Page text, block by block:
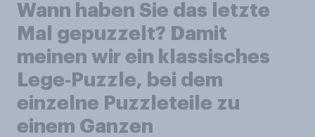
Wann haben Sie das letzte
Mal gepuzzelt? Damit
meinen wir ein klassisches
Lege‑Puzzle, bei dem
einzelne Puzzleteile zu
einem Ganzen